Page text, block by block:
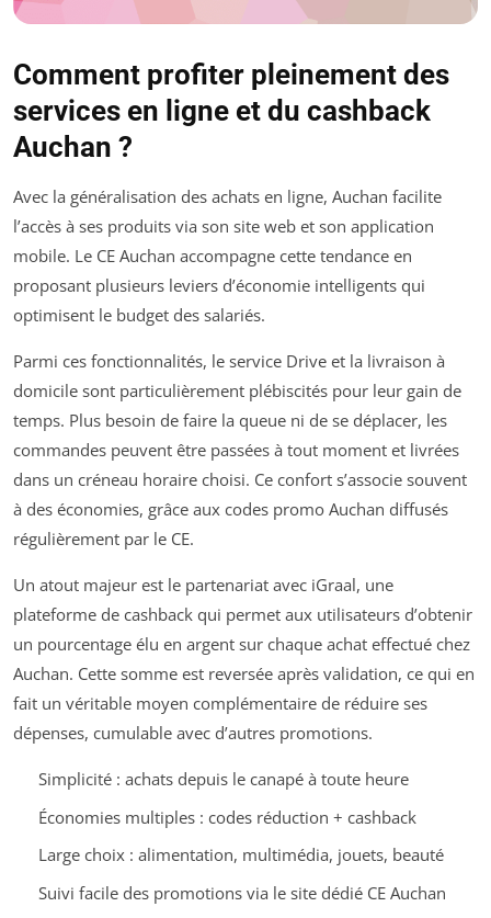
Comment profiter pleinement des
services en ligne et du cashback
Auchan ?
Avec la généralisation des achats en ligne, Auchan facilite
l’accès à ses produits via son site web et son application
mobile. Le CE Auchan accompagne cette tendance en
proposant plusieurs leviers d’économie intelligents qui
optimisent le budget des salariés.
Parmi ces fonctionnalités, le service Drive et la livraison à
domicile sont particulièrement plébiscités pour leur gain de
temps. Plus besoin de faire la queue ni de se déplacer, les
commandes peuvent être passées à tout moment et livrées
dans un créneau horaire choisi. Ce confort s’associe souvent
à des économies, grâce aux codes promo Auchan diffusés
régulièrement par le CE.
Un atout majeur est le partenariat avec iGraal, une
plateforme de cashback qui permet aux utilisateurs d’obtenir
un pourcentage élu en argent sur chaque achat effectué chez
Auchan. Cette somme est reversée après validation, ce qui en
fait un véritable moyen complémentaire de réduire ses
dépenses, cumulable avec d’autres promotions.
Simplicité : achats depuis le canapé à toute heure
Économies multiples : codes réduction + cashback
Large choix : alimentation, multimédia, jouets, beauté
Suivi facile des promotions via le site dédié CE Auchan